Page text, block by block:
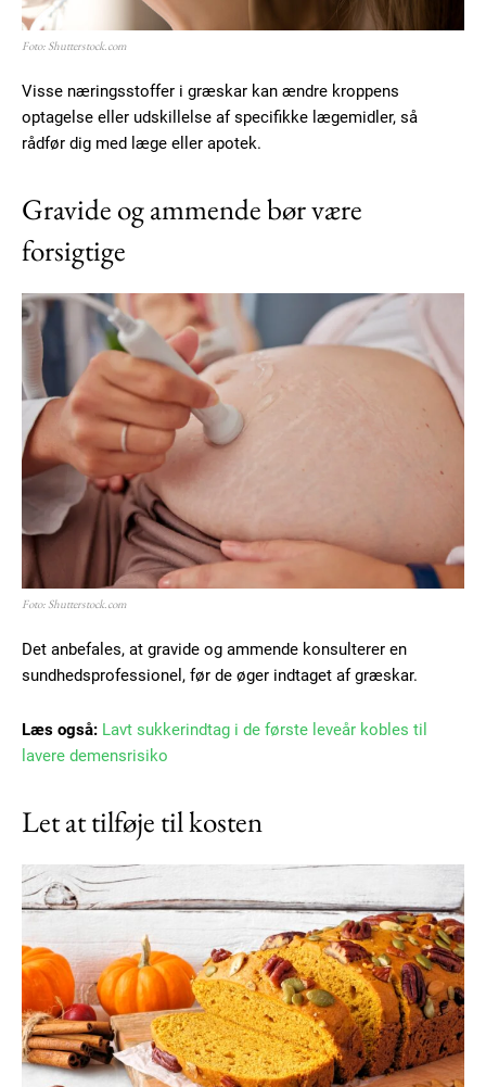
Foto: Shutterstock.com
Visse næringsstoffer i græskar kan ændre kroppens
optagelse eller udskillelse af specifikke lægemidler, så
rådfør dig med læge eller apotek.
Gravide og ammende bør være
forsigtige
Foto: Shutterstock.com
Det anbefales, at gravide og ammende konsulterer en
sundhedsprofessionel, før de øger indtaget af græskar.
Læs også: Lavt sukkerindtag i de første leveår kobles til
lavere demensrisiko
Let at tilføje til kosten